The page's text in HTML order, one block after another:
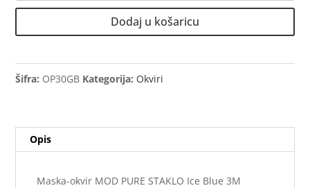
MOD
Ice
Blue
Dodaj u košaricu
Šifra: OP30GB Kategorija: Okviri
Opis
Maska-okvir MOD PURE STAKLO Ice Blue 3M